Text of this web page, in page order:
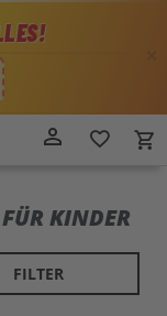
person_outline favorite_border local_grocery_store
KINDER
FILTER